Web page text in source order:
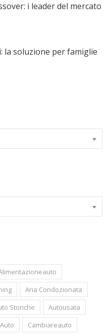
i leader del mercato
la soluzione per famiglie
Aria Condozionata
Storiche
Autousata
Cambiareauto